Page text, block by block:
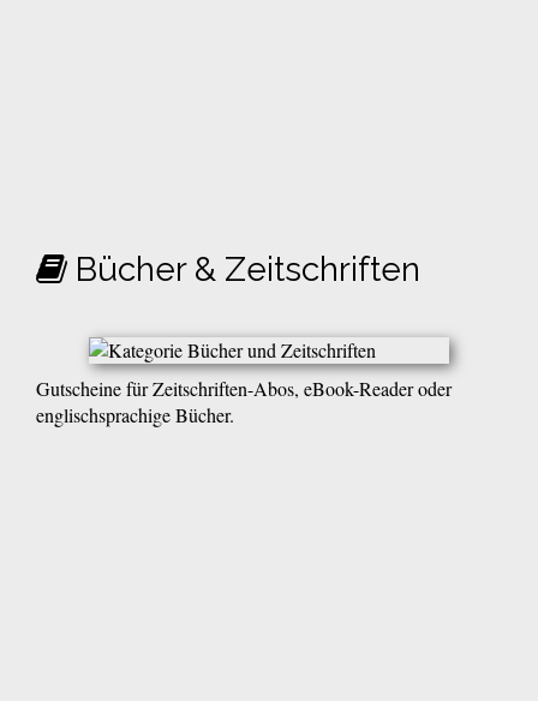
Bücher & Zeitschriften
Gutscheine für Zeitschriften-Abos, eBook-Reader oder
englischsprachige Bücher.